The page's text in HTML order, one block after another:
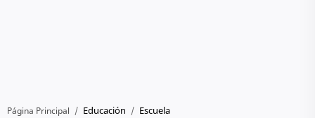
Página Principal Educación Escuela